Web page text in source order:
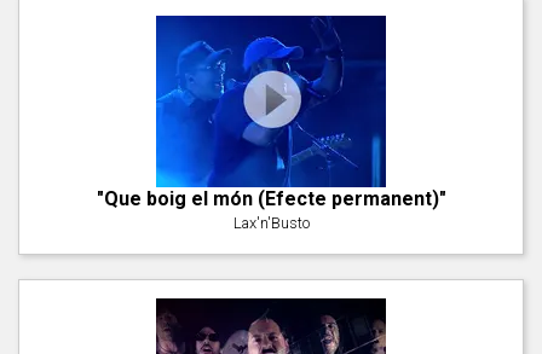
"Que boig el món (Efecte permanent)"
Lax'n'Busto